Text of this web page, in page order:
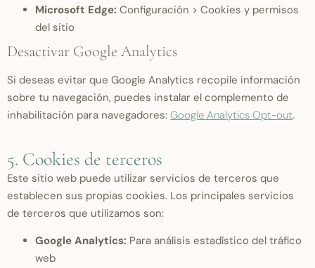
Microsoft Edge: Configuración > Cookies y permisos
del sitio
Desactivar Google Analytics
Si deseas evitar que Google Analytics recopile información
sobre tu navegación, puedes instalar el complemento de
inhabilitación para navegadores: Google Analytics Opt-out.
5. Cookies de terceros
Este sitio web puede utilizar servicios de terceros que
establecen sus propias cookies. Los principales servicios
de terceros que utilizamos son:
Google Analytics: Para análisis estadístico del tráfico
web